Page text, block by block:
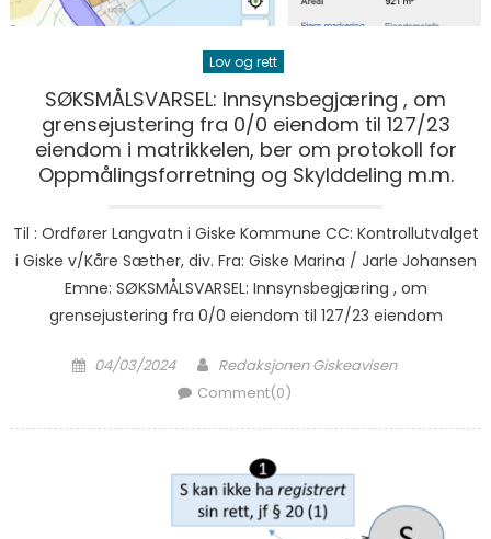
Lov og rett
SØKSMÅLSVARSEL: Innsynsbegjæring , om
grensejustering fra 0/0 eiendom til 127/23
eiendom i matrikkelen, ber om protokoll for
Oppmålingsforretning og Skylddeling m.m.
Til : Ordfører Langvatn i Giske Kommune CC: Kontrollutvalget
i Giske v/Kåre Sæther, div. Fra: Giske Marina / Jarle Johansen
Emne: SØKSMÅLSVARSEL: Innsynsbegjæring , om
grensejustering fra 0/0 eiendom til 127/23 eiendom
Posted on
04/03/2024 Author
Redaksjonen Giskeavisen
Comment(0)